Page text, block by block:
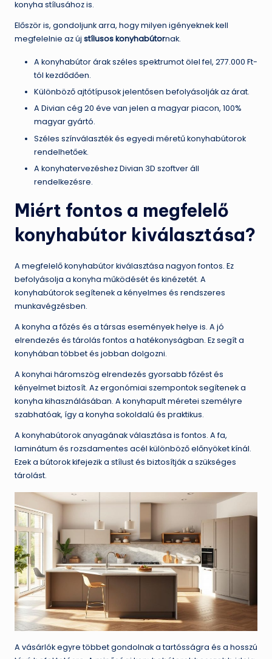
konyha stílusához is.
Először is, gondoljunk arra, hogy milyen igényeknek kell
megfelelnie az új stílusos konyhabútornak.
A konyhabútor árak széles spektrumot ölel fel, 277.000 Ft-
tól kezdődően.
Különböző ajtótípusok jelentősen befolyásolják az árat.
A Divian cég 20 éve van jelen a magyar piacon, 100%
magyar gyártó.
Széles színválaszték és egyedi méretű konyhabútorok
rendelhetőek.
A konyhatervezéshez Divian 3D szoftver áll
rendelkezésre.
Miért fontos a megfelelő
konyhabútor kiválasztása?
A megfelelő konyhabútor kiválasztása nagyon fontos. Ez
befolyásolja a konyha működését és kinézetét. A
konyhabútorok segítenek a kényelmes és rendszeres
munkavégzésben.
A konyha a főzés és a társas események helye is. A jó
elrendezés és tárolás fontos a hatékonyságban. Ez segít a
konyhában többet és jobban dolgozni.
A konyhai háromszög elrendezés gyorsabb főzést és
kényelmet biztosít. Az ergonómiai szempontok segítenek a
konyha kihasználásában. A konyhapult méretei személyre
szabhatóak, így a konyha sokoldalú és praktikus.
A konyhabútorok anyagának választása is fontos. A fa,
laminátum és rozsdamentes acél különböző előnyöket kínál.
Ezek a bútorok kifejezik a stílust és biztosítják a szükséges
tárolást.
A vásárlók egyre többet gondolnak a tartósságra és a hosszú